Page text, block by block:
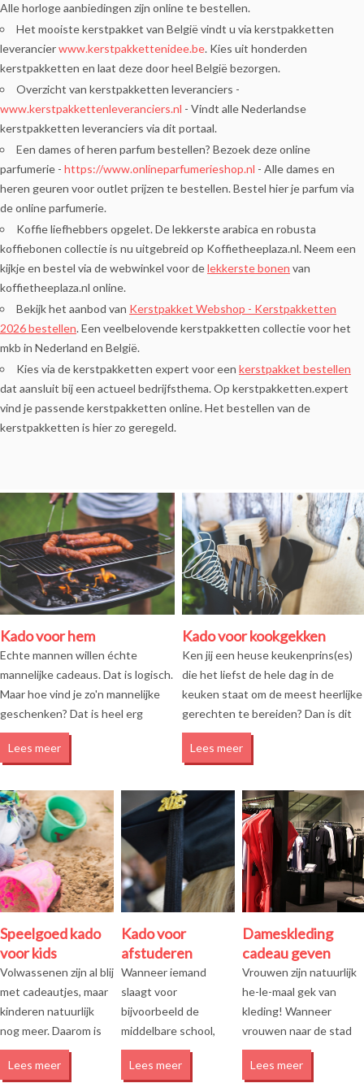
Alle horloge aanbiedingen zijn online te bestellen.
Het mooiste kerstpakket van België vindt u via kerstpakketten
leverancierwww.kerstpakkettenidee.be. Kies uit honderden
kerstpakketten en laat deze door heel België bezorgen.
Overzicht van kerstpakketten leveranciers -
www.kerstpakkettenleveranciers.nl - Vindt alle Nederlandse
kerstpakketten leveranciers via dit portaal.
Een dames of heren parfum bestellen? Bezoek deze online
parfumerie - https://www.onlineparfumerieshop.nl - Alle dames en
heren geuren voor outlet prijzen te bestellen. Bestel hier je parfum via
de online parfumerie.
Koffie liefhebbers opgelet. De lekkerste arabica en robusta
koffiebonen collectie is nu uitgebreid op Koffietheeplaza.nl. Neem een
kijkje en bestel via de webwinkel voor delekkerste bonen van
koffietheeplaza.nl online.
Bekijk het aanbod van Kerstpakket Webshop - Kerstpakketten
2026 bestellen. Een veelbelovende kerstpakketten collectie voor het
mkb in Nederland en België.
Kies via de kerstpakketten expert voor een kerstpakket bestellen
dat aansluit bij een actueel bedrijfsthema. Op kerstpakketten.expert
vind je passende kerstpakketten online. Het bestellen van de
kerstpakketten is hier zo geregeld.
Kado voor hem
Echte mannen willen échte
mannelijke cadeaus. Dat is logisch.
Maar hoe vind je zo'n mannelijke
geschenken? Dat is heel erg
gemakkelijk: online! Hoewel
iedere man uniek is, is het zo dat je
Lees meer
Kado voor kookgekken
Ken jij een heuse keukenprins(es)
die het liefst de hele dag in de
keuken staat om de meest heerlijke
gerechten te bereiden? Dan is dit
een echt kookgek! Wanneer een
kookgek jarig is of een feestje
Lees meer
Speelgoed kado
voor kids
Volwassenen zijn al blij
met cadeautjes, maar
kinderen natuurlijk
nog meer. Daarom is
het ook extra leuk om
voor kinderen
Lees meer
Kado voor
afstuderen
Wanneer iemand
slaagt voor
bijvoorbeeld de
middelbare school,
een vervolgopleiding
of rijbewijs, dan is dit
Lees meer
Dameskleding
cadeau geven
Vrouwen zijn natuurlijk
he-le-maal gek van
kleding! Wanneer
vrouwen naar de stad
gaan kunnen ze gerust
enkele uren weg
Lees meer